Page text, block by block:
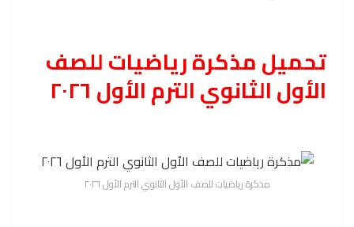
تحميل مذكرة رياضيات للصف
الأول الثانوي الترم الأول ٢٠٢٦
مذكرة رياضيات للصف الأول الثانوي الترم الأول ٢٠٢٦